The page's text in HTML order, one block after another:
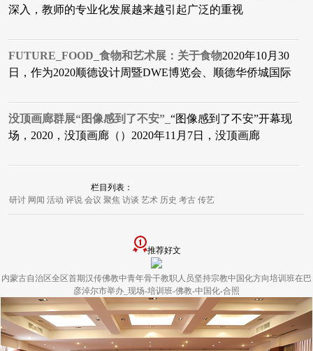
深入，教师的专业化发展越来越引起广泛的重视
FUTURE_FOOD_食物和艺术展：关于食物2020年10月30
日，作为2020顺德设计周暨DWE博览会、顺德华侨城国际
没顶画廊群展“图像感到了不安”_ “图像感到了不安”开幕现
场，2020，没顶画廊（）2020年11月7日，没顶画廊
栏目列表：
研讨 网闻 活动 评说 会议 聚焦 访谈 艺术 历史 考古 传艺
推荐好文
内蒙古自治区全区首期汉传佛教中青年骨干教职人员坚持宗教中国化方向培训班在巴
彦淖尔市举办_现场-培训班-佛教-中国化-合照